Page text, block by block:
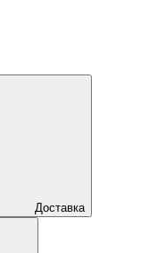
Доставка